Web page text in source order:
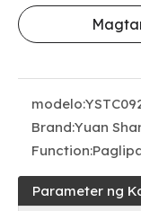
modelo:
Brand:Yuan
Function:
Parameter ng